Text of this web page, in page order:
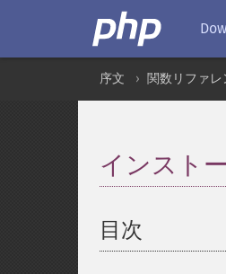
序文 関数リファレ
インスト
目次